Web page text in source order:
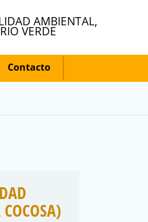
AMBIENTAL,
VERDE
Contacto